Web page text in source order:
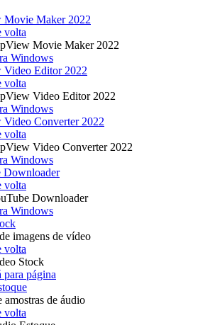
Movie Maker 2022
volta
Movie Maker 2022
Windows
Video Editor 2022
volta
Video Editor 2022
Windows
Converter 2022
volta
Video Converter 2022
Windows
Downloader
volta
Downloader
Windows
imagens de vídeo
volta
Stock
para página
amostras de áudio
volta